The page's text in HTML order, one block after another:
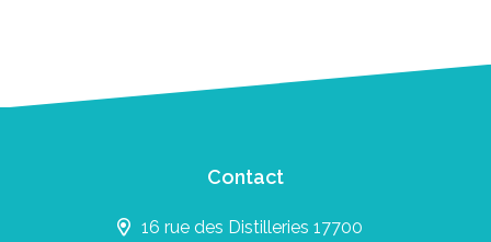
Contact
16 rue des Distilleries 17700